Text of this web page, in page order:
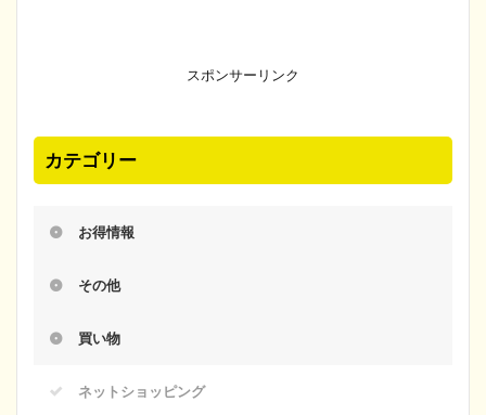
スポンサーリンク
カテゴリー
お得情報
その他
買い物
ネットショッピング